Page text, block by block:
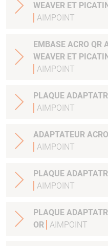
WEAVER ET
AIMPOINT
EMBASE ACRO QR
WEAVER ET
AIMPOINT
PLAQUE
AIMPOINT
ADAPTATEUR
AIMPOINT
PLAQUE
AIMPOINT
PLAQUE
OR AIMPOINT